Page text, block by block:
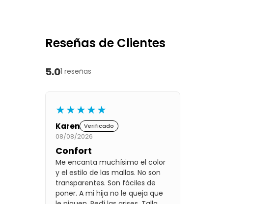
Reseñas de Clientes
5.01 reseñas
★★★★★
Karen Verificado
08/08/2026
Confort
Me encanta muchísimo el color
y el estilo de las mallas. No son
transparentes. Son fáciles de
poner. A mi hija no le queja que